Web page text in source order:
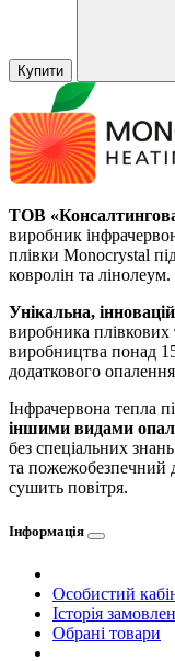
Купити
ТОВ
виробник
плівки Monocrystal
ковролін та лінолеум.
Унікальна,
виробника плівкових
виробництва понад
додаткового
Інфрачервона тепла
іншими видами
без спеціальних
та пожежобезпечний
сушить повітря.
Інформація
Особистий
Історія
Обрані товари